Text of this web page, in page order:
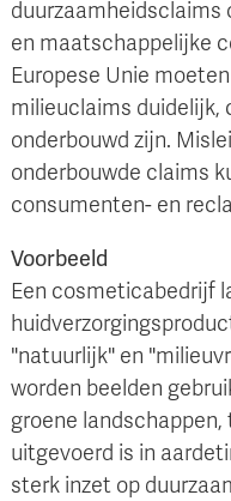
duurzaamheidsclaims
en maatschappelijke
Europese Unie
milieuclaims duidelijk,
onderbouwd zijn.
onderbouwde claims
consumenten- en
Voorbeeld
Een cosmeticabedrijf
"natuurlijk" en
worden beelden
groene
uitgevoerd is in
sterk inzet op